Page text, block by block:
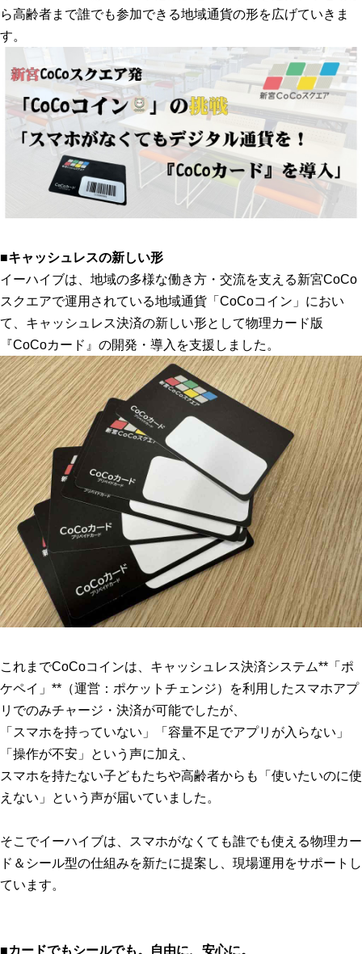
ら高齢者まで誰でも参加できる地域通貨の形を広げていきま
す。
■キャッシュレスの新しい形
イーハイブは、地域の多様な働き方・交流を支える新宮CoCo
スクエアで運用されている地域通貨「CoCoコイン」におい
て、キャッシュレス決済の新しい形として物理カード版
『CoCoカード』の開発・導入を支援しました。
これまでCoCoコインは、キャッシュレス決済システム**「ポ
ケペイ」**（運営：ポケットチェンジ）を利用したスマホアプ
リでのみチャージ・決済が可能でしたが、
「スマホを持っていない」「容量不足でアプリが入らない」
「操作が不安」という声に加え、
スマホを持たない子どもたちや高齢者からも「使いたいのに使
えない」という声が届いていました。
そこでイーハイブは、スマホがなくても誰でも使える物理カー
ド＆シール型の仕組みを新たに提案し、現場運用をサポートし
ています。
■カードでもシールでも。自由に、安心に。